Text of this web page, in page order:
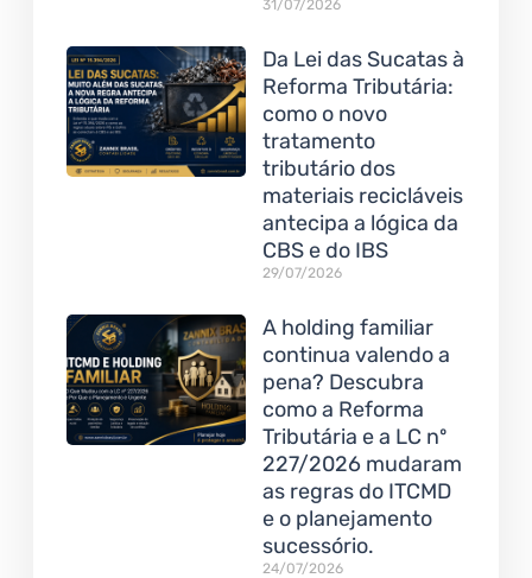
31/07/2026
Da Lei das Sucatas à
Reforma Tributária:
como o novo
tratamento
tributário dos
materiais recicláveis
antecipa a lógica da
CBS e do IBS
29/07/2026
A holding familiar
continua valendo a
pena? Descubra
como a Reforma
Tributária e a LC nº
227/2026 mudaram
as regras do ITCMD
e o planejamento
sucessório.
24/07/2026